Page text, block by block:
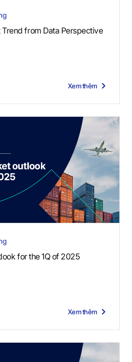
from Data Perspective
Xem thêm
for the 1Q of 2025
Xem thêm